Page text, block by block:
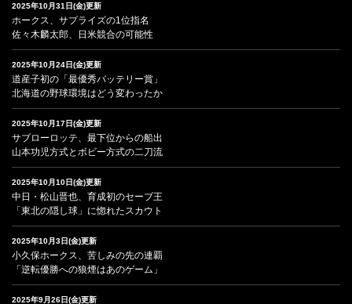
2025年10月31日(金)更新
ホークス、サプライズの1位指名
佐々木麟太郎、日米競合の可能性
2025年10月24日(金)更新
道産子初の「最優秀バッテリー賞」
北海道の野球環境はどう変わったか
2025年10月17日(金)更新
サブローロッテ、最下位からの船出
山本功児方式とボビー方式の二刀流
2025年10月10日(金)更新
中日・松山晋也、育成初のセーブ王
「東北の隠し球」に惚れたスカウト
2025年10月3日(金)更新
小久保ホークス、苦しみの先の連覇
「逆転優勝への狼煙はあのゲーム」
2025年9月26日(金)更新